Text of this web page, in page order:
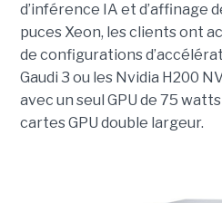
d’inférence IA et d’affinage
puces Xeon, les clients ont
de configurations
Gaudi 3 ou les Nvidia H200
avec un seul GPU de 75
cartes GPU double largeur.